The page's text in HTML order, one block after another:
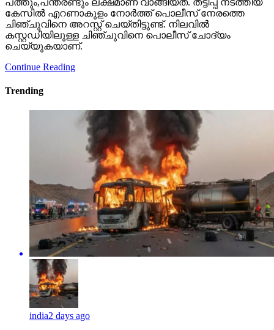
പത്തും,പന്ത്രണ്ടും ലക്ഷമാണ് വാങ്ങിയത്. തട്ടിപ്പ് നടത്തിയ
കേസിൽ എറണാകുളം നോർത്ത് പൊലീസ് നേരത്തെ
ചിഞ്ചുവിനെ അറസ്റ്റ് ചെയ്തിട്ടുണ്ട്. നിലവിൽ
കസ്റ്റഡിയിലുള്ള ചിഞ്ചുവിനെ പൊലീസ് ചോദ്യം
ചെയ്യുകയാണ്.
Continue Reading
Trending
india2 days ago